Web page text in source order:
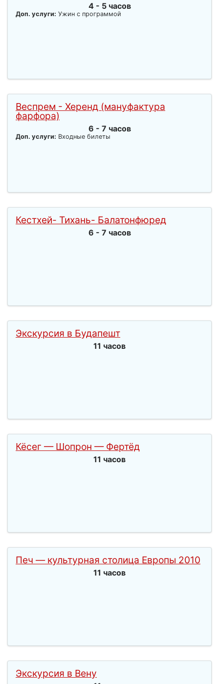
4 - 5 часов
Доп. услуги: Ужин с программой
Веспрем - Херенд (мануфактура
фарфора)
6 - 7 часов
Доп. услуги: Входные билеты
Кестхей- Тихань- Балатонфюред
6 - 7 часов
Экскурсия в Будапешт
11 часов
Кёсег — Шопрон — Фертёд
11 часов
Печ — культурная столица Европы 2010
11 часов
Экскурсия в Вену